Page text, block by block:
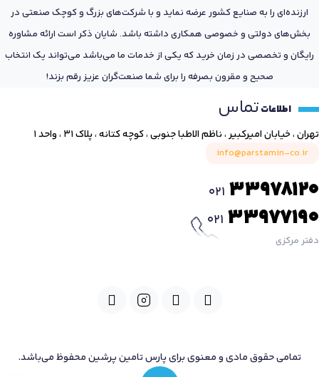
ارزنده‌ای را به صنایع کشور عرضه نماید و با شرکت‌های بزرگ و کوچک صنعتی در
بخش‌های دولتی و خصوصی همکاری داشته باشد. شایان ذکر است ارائه مشاوره
رایگان و تخصصی در زمان خرید که یکی از خدمات ما می‌باشد می‌تواند یک انتخاب
صحیح و مقرون بصرفه را برای شما صنعت‌گران عزیز رقم بزند!
اطلاعاتتماس
تهران ، خیابان امیرکبیر ، ناظم الاطبا جنوبی ، کوچه کتانه ، پلاک ۳۱ ، واحد ۱
info@parstamin-co.ir
021 33978120
021 33977190
دفتر مرکزی
تمامی حقوق مادی و معنوی برای پارس تامین پرشین محفوظ می‌باشد.